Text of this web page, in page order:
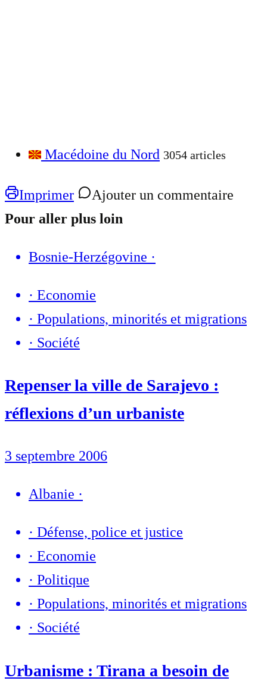
Macédoine du Nord 3054 articles
Imprimer
Ajouter un commentaire
Pour aller plus loin
Bosnie-Herzégovine ·
· Economie
· Populations, minorités et migrations
· Société
Repenser la ville de Sarajevo :
réflexions d’un urbaniste
3 septembre 2006
Albanie ·
· Défense, police et justice
· Economie
· Politique
· Populations, minorités et migrations
· Société
Urbanisme : Tirana a besoin de